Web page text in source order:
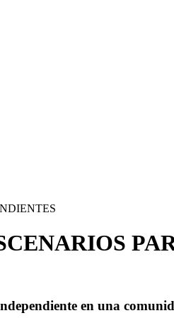
en una